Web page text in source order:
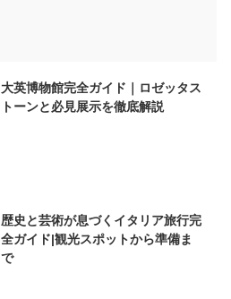
大英博物館完全ガイド｜ロゼッタス
トーンと必見展示を徹底解説
歴史と芸術が息づくイタリア旅行完
全ガイド|観光スポットから準備ま
で